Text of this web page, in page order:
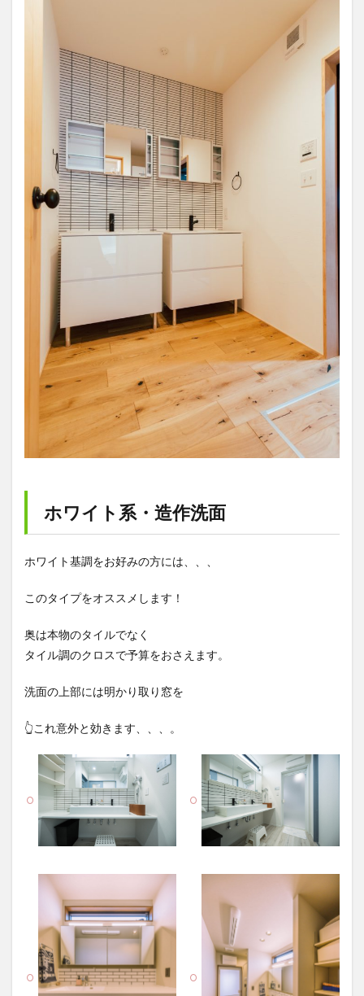
ホワイト系・造作洗面
ホワイト基調をお好みの方には、、、
このタイプをオススメします！
奥は本物のタイルでなく
タイル調のクロスで予算をおさえます。
洗面の上部には明かり取り窓を
👆これ意外と効きます、、、。